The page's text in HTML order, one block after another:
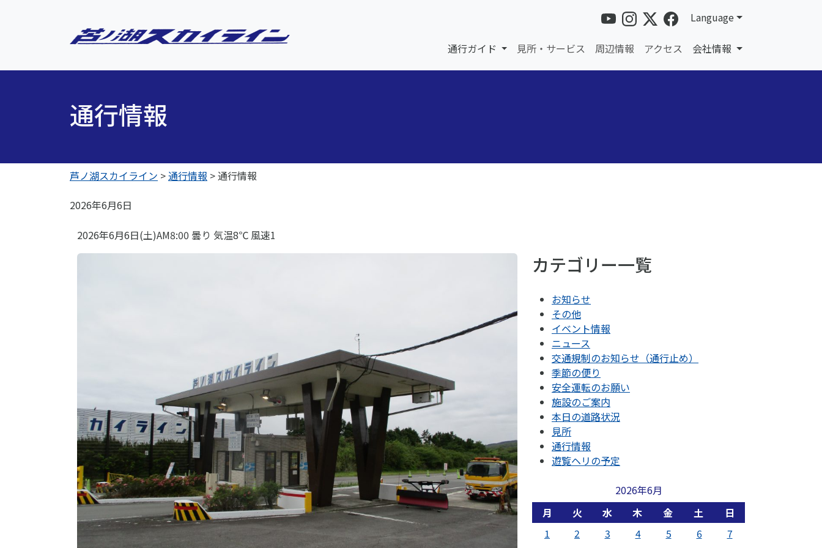
Language
通行ガイド 見所・サービス 周辺情報 アクセス 会社情報
通行情報
芦ノ湖スカイライン >通行情報 >通行情報
2026年6月6日
2026年6月6日(土)AM8:00 曇り 気温8℃ 風速1
カテゴリー一覧
お知らせ
その他
イベント情報
ニュース
交通規制のお知らせ（通行止め）
季節の便り
安全運転のお願い
施設のご案内
本日の道路状況
見所
通行情報
遊覧ヘリの予定
2026年6月
月
火 水 木 金 土
日
1
2 3 4 5 6
7